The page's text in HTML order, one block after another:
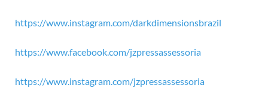
https://www.instagram.com/darkdimensionsbrazil​​
https://www.facebook.com/jzpressassessoria​​
https://www.instagram.com/jzpressassessoria